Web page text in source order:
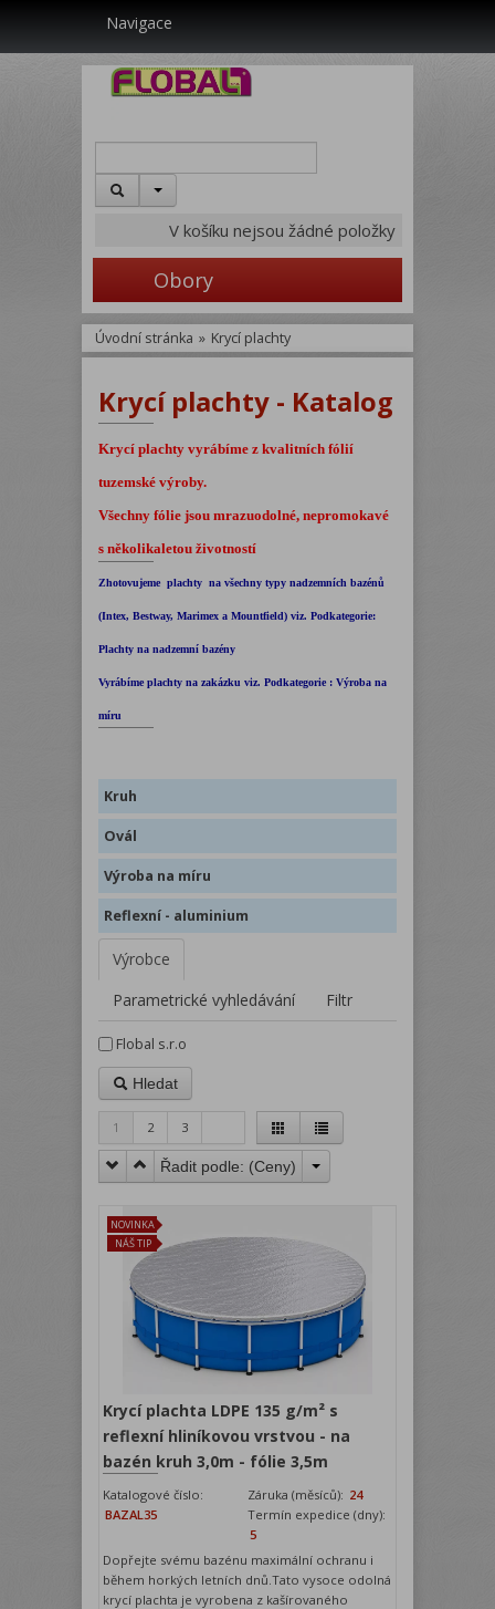
Navigace
V košíku nejsou žádné položky
Obory
Úvodní stránka » Krycí plachty
Krycí plachty - Katalog
Krycí plachty vyrábíme z kvalitních fólií
tuzemské výroby.
Všechny fólie jsou mrazuodolné, nepromokavé
s několikaletou životností
Zhotovujeme plachty na všechny typy nadzemních bazénů
(Intex, Bestway, Marimex a Mountfield) viz. Podkategorie:
Plachty na nadzemní bazény
Vyrábíme plachty na zakázku viz. Podkategorie : Výroba na
míru
Kruh
Ovál
Výroba na míru
Reflexní - aluminium
Výrobce
Parametrické vyhledávání
Filtr
Flobal s.r.o
Hledat
1 2 3
Řadit podle: (Ceny)
NOVINKA
NÁŠ TIP
Krycí plachta LDPE 135 g/m² s
reflexní hliníkovou vrstvou - na
bazén kruh 3,0m - fólie 3,5m
Katalogové číslo:
BAZAL35
Záruka (měsíců): 24
Termín expedice (dny):
5
Dopřejte svému bazénu maximální ochranu i
během horkých letních dnů.Tato vysoce odolná
krycí plachta je vyrobena z kašírovaného